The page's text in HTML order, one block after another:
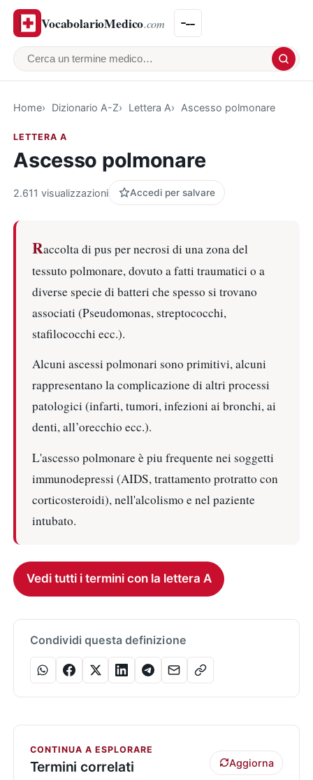
VocabolarioMedico.com
Cerca un termine medico
Home Dizionario A-Z Lettera A Ascesso polmonare
LETTERA A
Ascesso polmonare
2.611 visualizzazioni Accedi per salvare
Raccolta di pus per necrosi di una zona del
tessuto polmonare, dovuto a fatti traumatici o a
diverse specie di batteri che spesso si trovano
associati (Pseudomonas, streptococchi,
stafilococchi ecc.).
Alcuni ascessi polmonari sono primitivi, alcuni
rappresentano la complicazione di altri processi
patologici (infarti, tumori, infezioni ai bronchi, ai
denti, all’orecchio ecc.).
L'ascesso polmonare è piu frequente nei soggetti
immunodepressi (AIDS, trattamento protratto con
corticosteroidi), nell'alcolismo e nel paziente
intubato.
Vedi tutti i termini con la lettera A
Condividi questa definizione
CONTINUA A ESPLORARE
Termini correlati Aggiorna